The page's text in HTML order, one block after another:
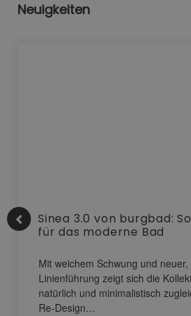
Neuigkeiten
Sinea 3.0 von burgbad:
für das moderne Bad
Mit weichem Schwung und
Linienführung zeigt sich die
natürlich und minimalistisch
Re-Design…